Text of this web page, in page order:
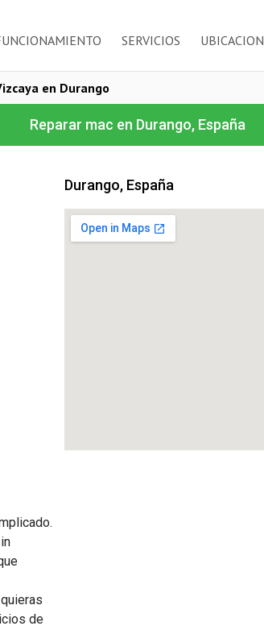
SERVICIOS UBICACION
en Durango
Reparar mac en Durango, España
de
Durango, España